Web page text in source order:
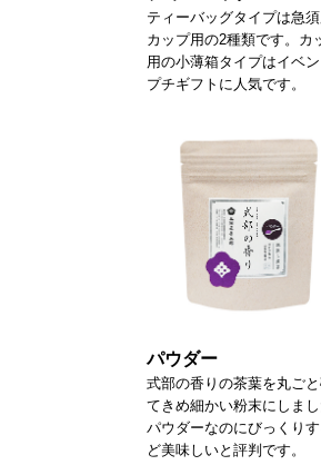
ティーバッグタイプは急須
カップ用の2種類です。カ
用の小薄箱タイプはイベ
プチギフトに人気です。
パウダー
式部の香りの茶葉を丸ご
てきめ細かい粉末にしまし
パウダーなのにびっくり
ど美味しいと評判です。